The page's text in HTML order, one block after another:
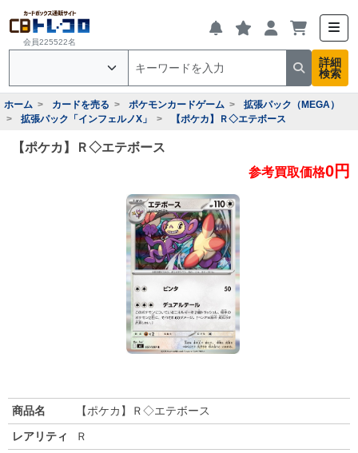
会員225522名
詳細
検索
ホーム カードを売る ポケモンカードゲーム
拡張パック（MEGA）
拡張パック「インフェルノX」
【ポケカ】Ｒ◇エテボース
【ポケカ】Ｒ◇エテボース
参考買取価格0円
商品名
【ポケカ】Ｒ◇エテボース
レアリティ
Ｒ